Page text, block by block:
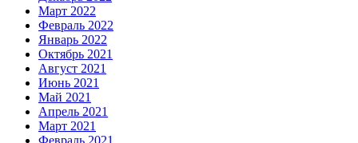
Март 2022
Февраль 2022
Январь 2022
Октябрь 2021
Август 2021
Июнь 2021
Май 2021
Апрель 2021
Март 2021